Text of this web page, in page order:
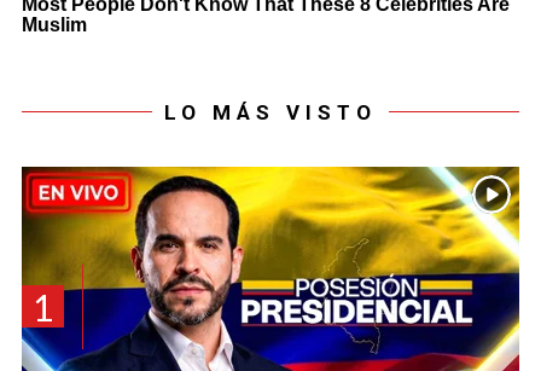
LO MÁS VISTO
1